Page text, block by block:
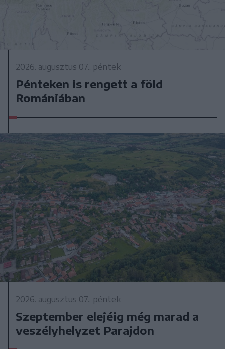
2026. augusztus 07., péntek
Pénteken is rengett a föld
Romániában
2026. augusztus 07., péntek
Szeptember elejéig még marad a
veszélyhelyzet Parajdon